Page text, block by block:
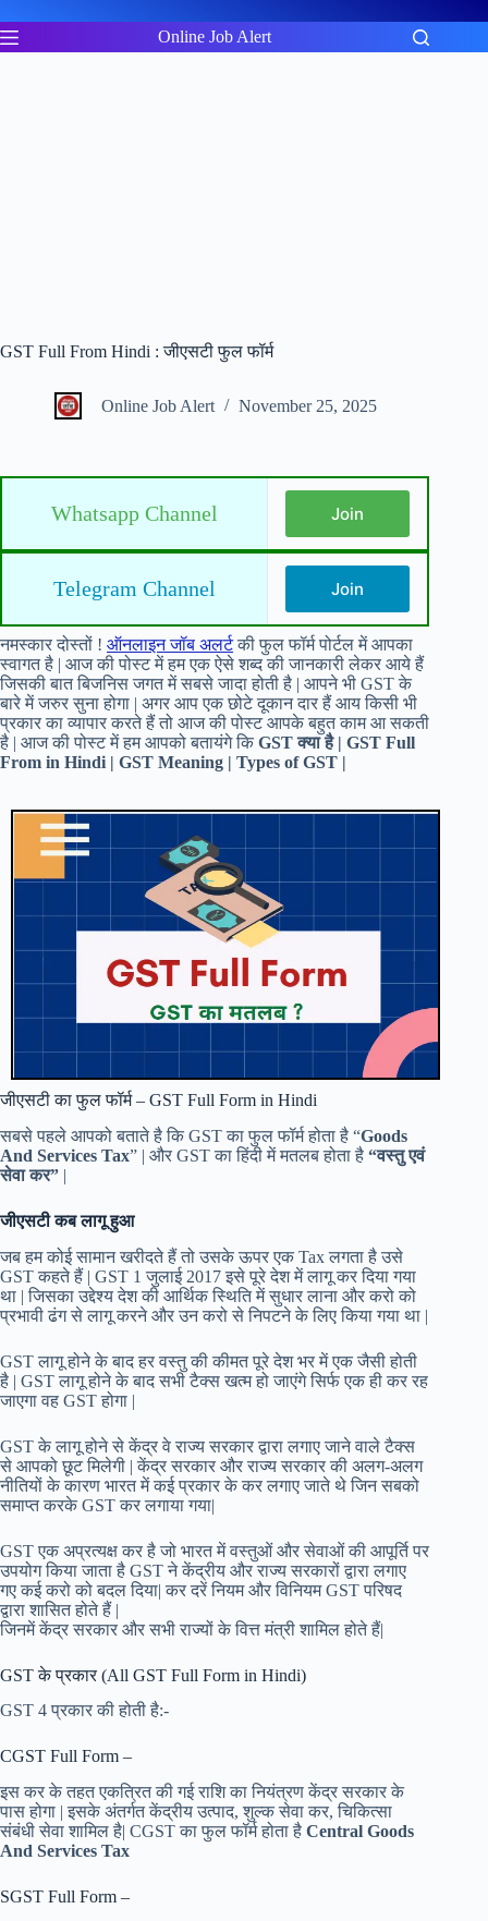
to
content
Online Job Alert
GST Full From Hindi : जीएसटी फुल फॉर्म
Online Job Alert November 25, 2025
Whatsapp Channel Join
Telegram Channel Join
नमस्कार दोस्तों ! ऑनलाइन जॉब अलर्टकी फुल फॉर्म पोर्टल में आपका
स्वागत है | आज की पोस्ट में हम एक ऐसे शब्द की जानकारी लेकर आये हैं
जिसकी बात बिजनिस जगत में सबसे जादा होती है | आपने भी GST के
बारे में जरुर सुना होगा | अगर आप एक छोटे दूकान दार हैं आय किसी भी
प्रकार का व्यापार करते हैं तो आज की पोस्ट आपके बहुत काम आ सकती
है | आज की पोस्ट में हम आपको बतायंगे कि GST क्या है | GST Full
From in Hindi | GST Meaning | Types of GST |
जीएसटी का फुल फॉर्म – GST Full Form in Hindi
सबसे पहले आपको बताते है कि GST का फुल फॉर्म होता है “Goods
And Services Tax” | और GST का हिंदी में मतलब होता है “वस्तु एवं
सेवा कर” |
जीएसटी कब लागू हुआ
जब हम कोई सामान खरीदते हैं तो उसके ऊपर एक Tax लगता है उसे
GST कहते हैं | GST 1 जुलाई 2017 इसे पूरे देश में लागू कर दिया गया
था | जिसका उद्देश्य देश की आर्थिक स्थिति में सुधार लाना और करो को
प्रभावी ढंग से लागू करने और उन करो से निपटने के लिए किया गया था |
GST लागू होने के बाद हर वस्तु की कीमत पूरे देश भर में एक जैसी होती
है | GST लागू होने के बाद सभी टैक्स खत्म हो जाएंगे सिर्फ एक ही कर रह
जाएगा वह GST होगा |
GST के लागू होने से केंद्र वे राज्य सरकार द्वारा लगाए जाने वाले टैक्स
से आपको छूट मिलेगी | केंद्र सरकार और राज्य सरकार की अलग-अलग
नीतियों के कारण भारत में कई प्रकार के कर लगाए जाते थे जिन सबको
समाप्त करके GST कर लगाया गया|
GST एक अप्रत्यक्ष कर है जो भारत में वस्तुओं और सेवाओं की आपूर्ति पर
उपयोग किया जाता है GST ने केंद्रीय और राज्य सरकारों द्वारा लगाए
गए कई करो को बदल दिया| कर दरें नियम और विनियम GST परिषद
द्वारा शासित होते हैं |
जिनमें केंद्र सरकार और सभी राज्यों के वित्त मंत्री शामिल होते हैं|
GST के प्रकार (All GST Full Form in Hindi)
GST 4 प्रकार की होती है:-
CGST Full Form –
इस कर के तहत एकत्रित की गई राशि का नियंत्रण केंद्र सरकार के
पास होगा | इसके अंतर्गत केंद्रीय उत्पाद, शुल्क सेवा कर, चिकित्सा
संबंधी सेवा शामिल है| CGST का फुल फॉर्म होता है Central Goods
And Services Tax
SGST Full Form –